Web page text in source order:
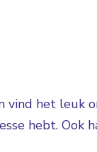
vind het leuk
hebt. Ook